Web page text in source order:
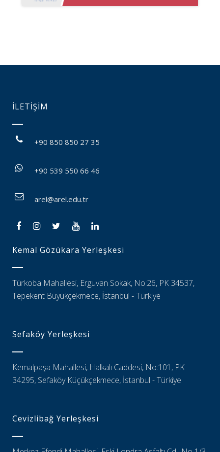
İLETİŞİM
+90 850 850 27 35
+90 539 550 66 46
arel@arel.edu.tr
Kemal Gözükara Yerleşkesi
Türkoba Mahallesi, Erguvan Sokak, No:26, PK 34537,
Tepekent Büyükçekmece, İstanbul - Türkiye
Sefaköy Yerleşkesi
Kemalpaşa Mahallesi, Halkalı Caddesi, No:101, PK
34295, Sefaköy Küçükçekmece, İstanbul - Türkiye
Cevizlibağ Yerleşkesi